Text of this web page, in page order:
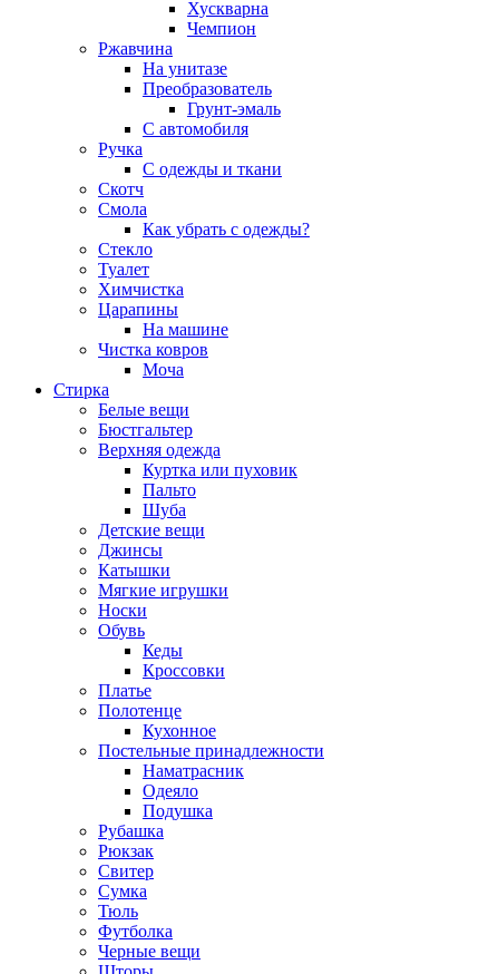
Хускварна
Чемпион
Ржавчина
На унитазе
Преобразователь
Грунт-эмаль
С автомобиля
Ручка
С одежды и ткани
Скотч
Смола
Как убрать с одежды?
Стекло
Туалет
Химчистка
Царапины
На машине
Чистка ковров
Моча
Стирка
Белые вещи
Бюстгальтер
Верхняя одежда
Куртка или пуховик
Пальто
Шуба
Детские вещи
Джинсы
Катышки
Мягкие игрушки
Носки
Обувь
Кеды
Кроссовки
Платье
Полотенце
Кухонное
Постельные принадлежности
Наматрасник
Одеяло
Подушка
Рубашка
Рюкзак
Свитер
Сумка
Тюль
Футболка
Черные вещи